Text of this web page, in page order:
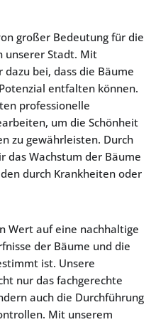
großer Bedeutung für die
unserer Stadt. Mit
bei, dass die Bäume
entfalten können.
professionelle
um die Schönheit
zu gewährleisten. Durch
das Wachstum der Bäume
durch Krankheiten oder
Wert auf eine nachhaltige
der Bäume und die
ist. Unsere
nur das fachgerechte
auch die Durchführung
Mit unserem